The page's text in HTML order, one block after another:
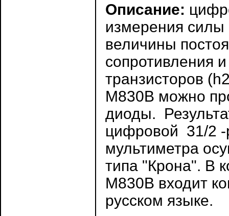
Описание:
измерения силы
величины
сопротивления
транзисторов
M830B можно
диоды.
цифровой 31/2
мультиметра
типа "Крона". В
M830B входит
русском языке.